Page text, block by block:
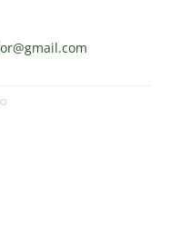
@gmail.com